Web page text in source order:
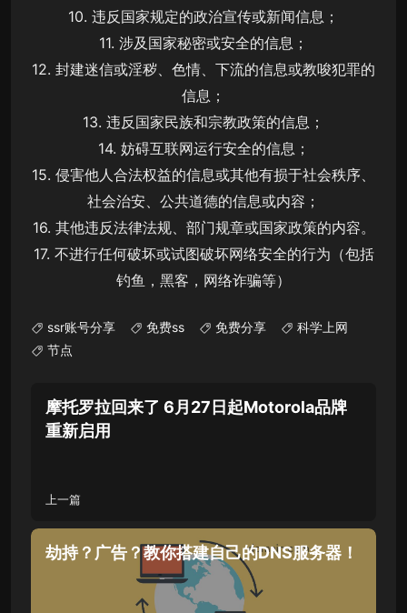
10. 违反国家规定的政治宣传或新闻信息；
11. 涉及国家秘密或安全的信息；
12. 封建迷信或淫秽、色情、下流的信息或教唆犯罪的
信息；
13. 违反国家民族和宗教政策的信息；
14. 妨碍互联网运行安全的信息；
15. 侵害他人合法权益的信息或其他有损于社会秩序、
社会治安、公共道德的信息或内容；
16. 其他违反法律法规、部门规章或国家政策的内容。
17. 不进行任何破坏或试图破坏网络安全的行为（包括
钓鱼，黑客，网络诈骗等）
ssr账号分享 免费ss 免费分享
科学上网
节点
摩托罗拉回来了 6月27日起Motorola品牌
重新启用
上一篇
劫持？广告？教你搭建自己的DNS服务器！